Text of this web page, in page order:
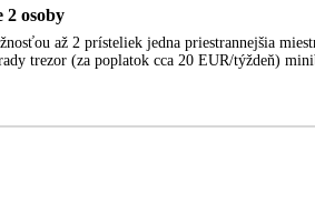
2 osoby
až 2 prísteliek jedna priestrannejšia
trezor (za poplatok cca 20 EUR/týždeň)